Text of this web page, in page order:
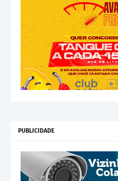
PUBLICIDADE